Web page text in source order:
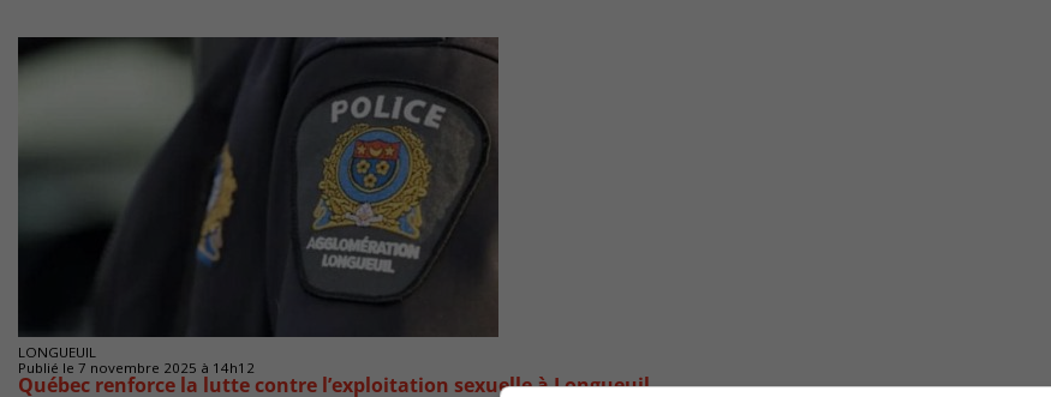
LONGUEUIL
Publié le 7 novembre 2025 à 14h12
Québec renforce la lutte contre l’exploitation sexuelle à Longueuil